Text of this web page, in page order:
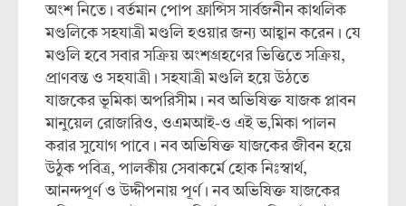
অংশ নিতে। বর্তমান পোপ ফ্রান্সিস সার্বজনীন কাথলিক
মণ্ডলিকে সহযাত্রী মণ্ডলি হওয়ার জন্য আহ্বান করেন। যে
মণ্ডলি হবে সবার সক্রিয় অংশগ্রহণের ভিত্তিতে সক্রিয়,
প্রাণবন্ত ও সহযাত্রী। সহযাত্রী মণ্ডলি হয়ে উঠতে
যাজকের ভূমিকা অপরিসীম। নব অভিষিক্ত যাজক প্লাবন
মানুয়েল রোজারিও, ওএমআই-ও এই ভ‚মিকা পালন
করার সুযোগ পাবে। নব অভিষিক্ত যাজকের জীবন হয়ে
উঠুক পবিত্র, পালকীয় সেবাকর্মে হোক নিঃস্বার্থ,
আনন্দপূর্ণ ও উদ্দীপনায় পূর্ণ। নব অভিষিক্ত যাজকের